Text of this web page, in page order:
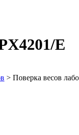
E
> Поверка весов